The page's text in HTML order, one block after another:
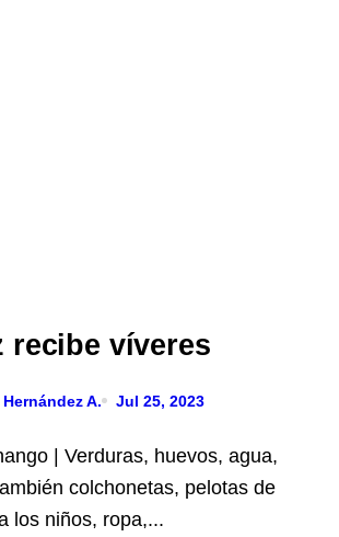
recibe víveres
A.
Jul 25, 2023
colchonetas, pelotas de
los niños, ropa,...